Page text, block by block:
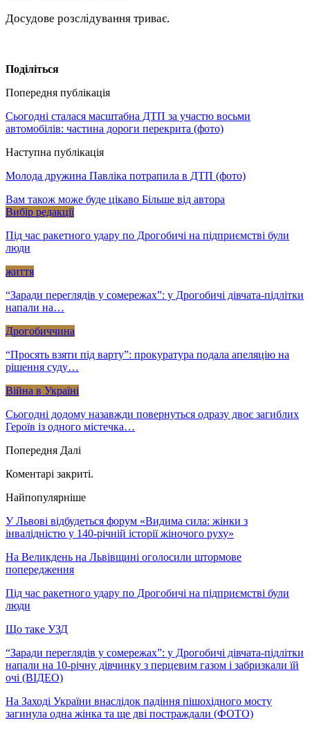
Досудове розслідування триває.
Поділіться
Попередня публікація
Сьогодні сталася масштабна ДТП за участю восьми
автомобілів: частина дороги перекрита (фото)
Наступна публікація
Молода дружина Павліка потрапила в ДТП (фото)
Вам також може буде цікаво Більше від автора
Вибір редакції
Під час ракетного удару по Дрогобичі на підприємстві були
люди
життя
“Заради переглядів у сомережах”: у Дрогобичі дівчата-підлітки
напали на…
Дрогобиччина
“Просять взяти під варту”: прокуратура подала апеляцію на
рішення суду…
Війна в Україні
Сьогодні додому назавжди повернуться одразу двоє загиблих
Героїв із одного містечка…
Попередня Далі
Коментарі закриті.
Найпопулярніше
У Львові відбудеться форум «Видима сила: жінки з
інвалідністю у 140-річній історії жіночого руху»
На Великдень на Львівщині оголосили штормове
попередження
Під час ракетного удару по Дрогобичі на підприємстві були
люди
Що таке УЗД
“Заради переглядів у сомережах”: у Дрогобичі дівчата-підлітки
напали на 10-річну дівчинку з перцевим газом і забризкали їй
очі (ВІДЕО)
На Заході України внаслідок падіння пішохідного мосту
загинула одна жінка та ще дві постраждали (ФОТО)